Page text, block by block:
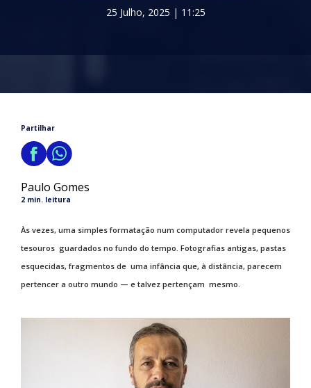
25 Julho, 2025 | 11:25
Partilhar
Paulo Gomes
2 min. leitura
Às vezes, uma simples formatação num computador revela pequenos
tesouros guardados no fundo do tempo. Fotografias antigas, pastas
esquecidas, fragmentos de uma infância que, à distância, parecem
pertencer a outro mundo — e talvez pertençam mesmo.